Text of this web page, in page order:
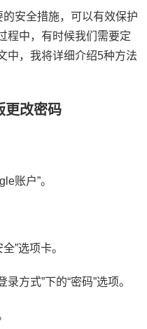
安全措施，可以有效保护
程中，有时候我们需要定
中，我将详细介绍5种方法
更改密码
账户”。
”选项卡。
方式”下的“密码”选项。